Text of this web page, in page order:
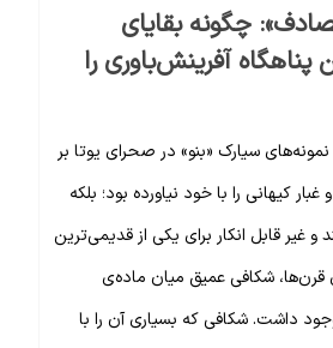
چگونه بقایای
پناهگاه آفرینش‌باوری را
سیارک «بنو» در صحرای یوتا بر
کیهانی را با خود نیاورده بود؛ بلکه
غیر قابل انکار برای یکی از قدیمی‌ترین
قرن‌ها، شکافی عمیق میان ماده‌ی
داشت. شکافی که بسیاری آن را با